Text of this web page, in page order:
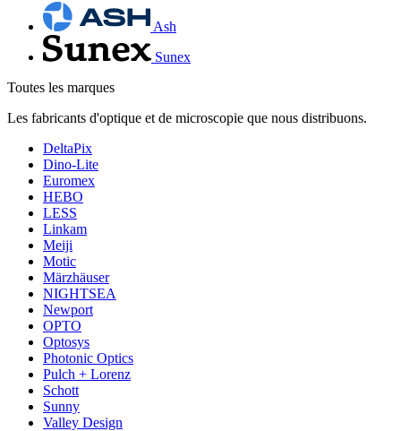
Ash
Sunex
Toutes les marques
Les fabricants d'optique et de microscopie que nous distribuons.
DeltaPix
Dino-Lite
Euromex
HEBO
LESS
Linkam
Meiji
Motic
Märzhäuser
NIGHTSEA
Newport
OPTO
Optosys
Photonic Optics
Pulch + Lorenz
Schott
Sunny
Valley Design